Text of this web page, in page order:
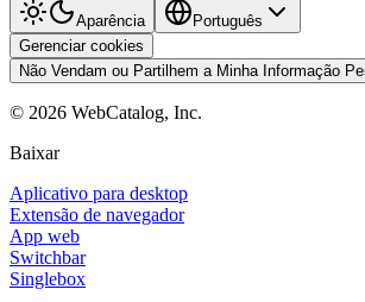
Aparência
Português
Gerenciar cookies
Não Vendam ou Partilhem a Minha Informação
© 2026 WebCatalog, Inc.
Baixar
Aplicativo para desktop
Extensão de navegador
App web
Switchbar
Singlebox